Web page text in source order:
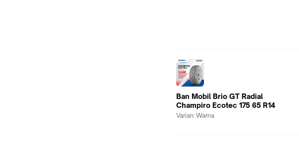
Ban Mobil Brio GT Radial
Champiro Ecotec 175 65 R14
Varian: Warna